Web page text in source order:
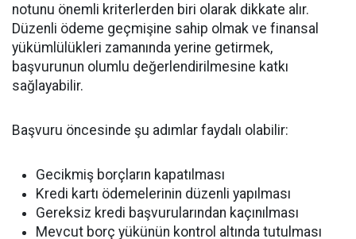
notunu önemli kriterlerden biri olarak dikkate alır.
Düzenli ödeme geçmişine sahip olmak ve finansal
yükümlülükleri zamanında yerine getirmek,
başvurunun olumlu değerlendirilmesine katkı
sağlayabilir.
Başvuru öncesinde şu adımlar faydalı olabilir:
Gecikmiş borçların kapatılması
Kredi kartı ödemelerinin düzenli yapılması
Gereksiz kredi başvurularından kaçınılması
Mevcut borç yükünün kontrol altında tutulması